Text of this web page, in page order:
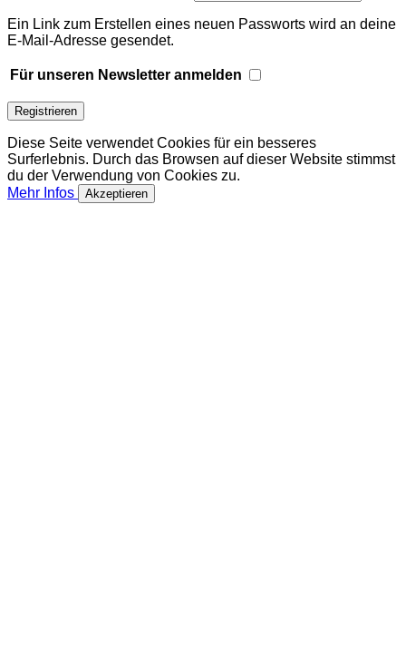
Ein Link zum Erstellen eines neuen Passworts wird an deine
E-Mail-Adresse gesendet.
Für unseren Newsletter anmelden
Registrieren
Diese Seite verwendet Cookies für ein besseres
Surferlebnis. Durch das Browsen auf dieser Website stimmst
du der Verwendung von Cookies zu.
Mehr Infos
Akzeptieren